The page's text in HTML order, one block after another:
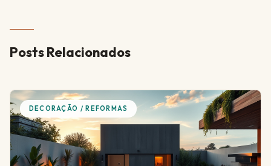
Posts Relacionados
DECORAÇÃO / REFORMAS